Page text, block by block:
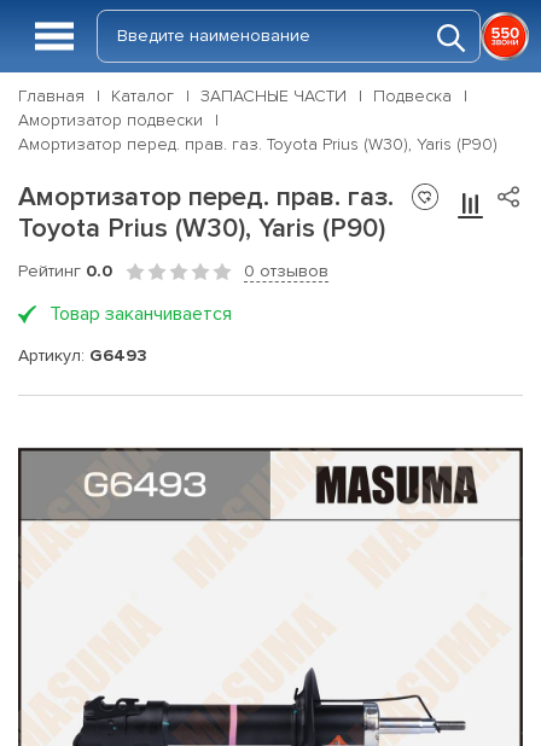
Главная Каталог ЗАПАСНЫЕ ЧАСТИ
Подвеска
Амортизатор подвески
Амортизатор перед. прав. газ. Toyota Prius (W30), Yaris (P90)
Амортизатор перед. прав. газ.
Toyota Prius (W30), Yaris (P90)
Рейтинг 0.0 0 отзывов
Товар заканчивается
Артикул: G6493